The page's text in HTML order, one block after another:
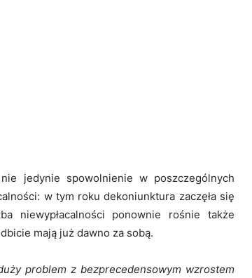
jedynie spowolnienie w poszczególnych
w tym roku dekoniunktura zaczęła się
niewypłacalności ponownie rośnie także
mają już dawno za sobą.
problem z bezprecedensowym wzrostem